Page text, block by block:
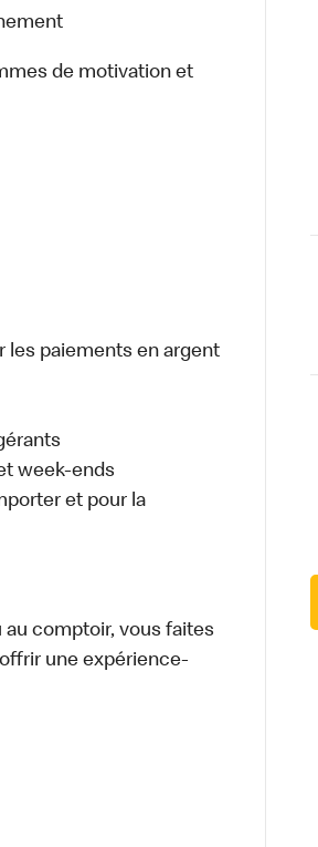
de motivation et
les paiements en argent
week-ends
et pour la
au comptoir, vous faites
une expérience-